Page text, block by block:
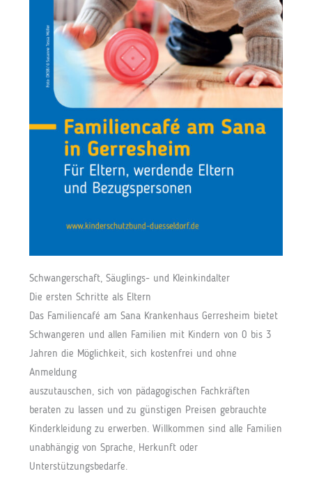
Schwangerschaft, Säuglings- und Kleinkindalter
Die ersten Schritte als Eltern
Das Familiencafé am Sana Krankenhaus Gerresheim bietet
Schwangeren und allen Familien mit Kindern von 0 bis 3
Jahren die Möglichkeit, sich kostenfrei und ohne
Anmeldung
auszutauschen, sich von pädagogischen Fachkräften
beraten zu lassen und zu günstigen Preisen gebrauchte
Kinderkleidung zu erwerben. Willkommen sind alle Familien
unabhängig von Sprache, Herkunft oder
Unterstützungsbedarfe.